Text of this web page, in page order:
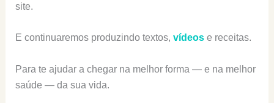
site.
E continuaremos produzindo textos, vídeose receitas.
Para te ajudar a chegar na melhor forma — e na melhor
saúde — da sua vida.